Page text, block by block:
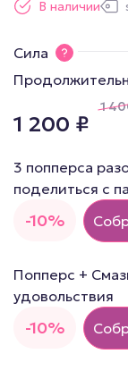
В наличии
Сила
1 200 ₽
1
-10%
3 попперса
поделиться с
-10%
Попперс +
удовольствия